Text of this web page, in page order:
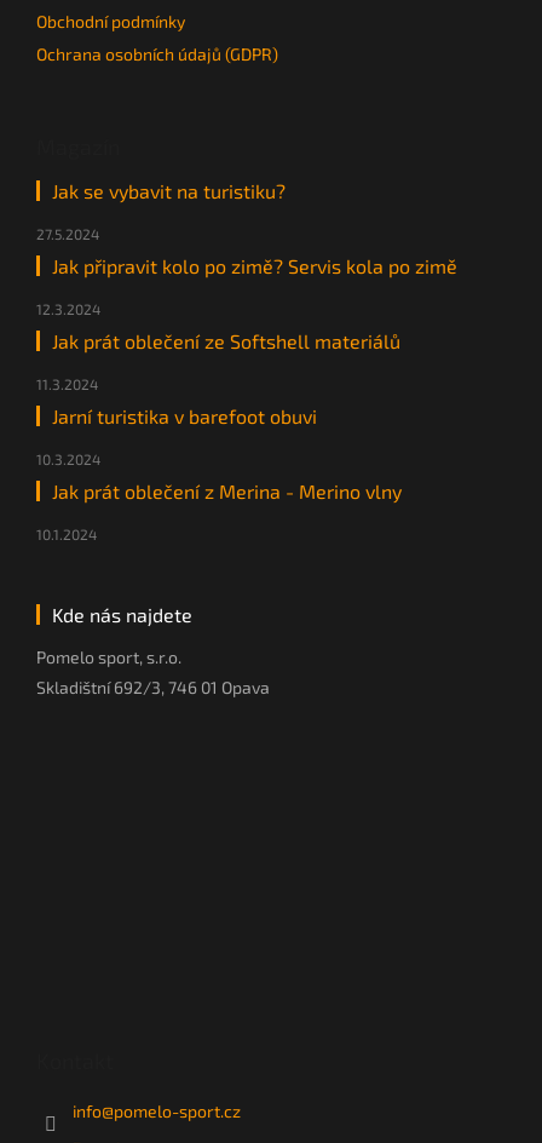
Obchodní podmínky
Ochrana osobních údajů (GDPR)
Jak se vybavit na turistiku?
27.5.2024
Jak připravit kolo po zimě? Servis kola po zimě
12.3.2024
Jak prát oblečení ze Softshell materiálů
11.3.2024
Jarní turistika v barefoot obuvi
10.3.2024
Jak prát oblečení z Merina - Merino vlny
10.1.2024
Kde nás najdete
Pomelo sport, s.r.o.
Skladištní 692/3, 746 01 Opava
info@pomelo-sport.cz